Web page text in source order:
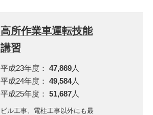
高所作業車運転技能
講習
平成23年度： 47,869人
平成24年度： 49,584人
平成25年度： 51,687人
ビル工事、電柱工事以外にも最